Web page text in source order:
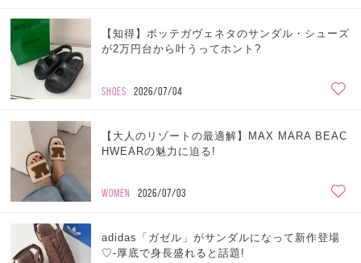
【知得】ボッテガヴェネタのサンダル・シューズ
が2万円台から叶うってホント?
SHOES 2026/07/04
【大人のリゾートの最適解】MAX MARA BEAC
HWEARの魅力に迫る!
WOMEN 2026/07/03
adidas「ガゼル」がサンダルになって新作登場
♡-厚底で身長盛れると話題!